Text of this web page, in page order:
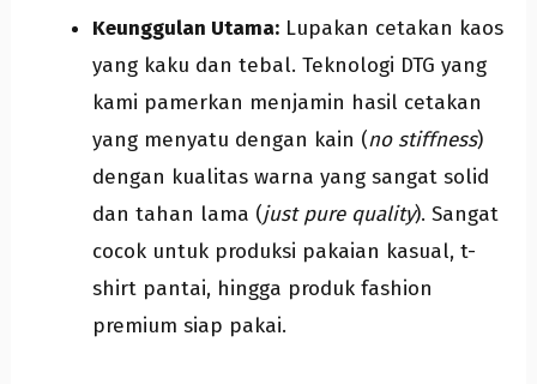
Keunggulan Utama: Lupakan cetakan kaos
yang kaku dan tebal. Teknologi DTG yang
kami pamerkan menjamin hasil cetakan
yang menyatu dengan kain (no stiffness)
dengan kualitas warna yang sangat solid
dan tahan lama (just pure quality). Sangat
cocok untuk produksi pakaian kasual, t-
shirt pantai, hingga produk fashion
premium siap pakai.